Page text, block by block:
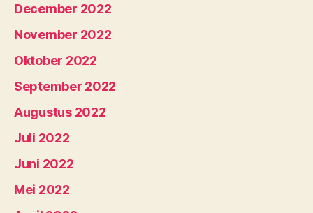
December 2022
November 2022
Oktober 2022
September 2022
Augustus 2022
Juli 2022
Juni 2022
Mei 2022